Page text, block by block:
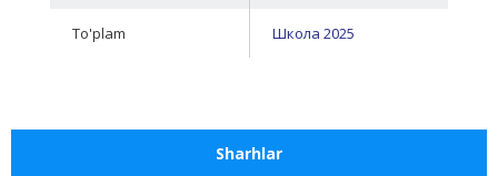
To'plam Школа 2025
Sharhlar